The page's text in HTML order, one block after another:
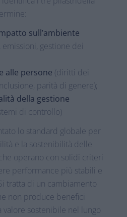
sull’ambiente
gestione dei
alle persone (diritti dei
parità di genere);
della gestione
di controllo)
lo standard globale per
e la sostenibilità delle
operano con solidi criteri
performance più stabili e
tratta di un cambiamento
non produce benefici
sostenibile nel lungo